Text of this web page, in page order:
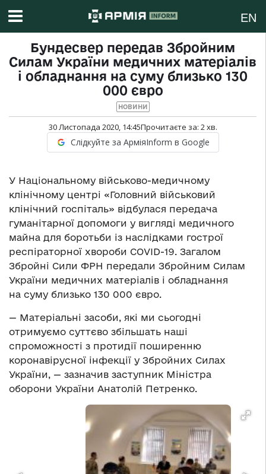
EN
Бундесвер передав Збройним
Силам України медичних матеріалів
і обладнання на суму близько 130
000 євро
НОВИНИ
30 Листопада 2020, 14:45Прочитаєте за: 2хв.
Слідкуйте за АрміяInform в Google
У Національному військово-медичному
клінічному центрі «Головний військовий
клінічний госпіталь» відбулася передача
гуманітарної допомоги у вигляді медичного
майна для боротьби із наслідками гострої
респіраторної хвороби COVID-19. Загалом
Збройні Сили ФРН передали Збройним Силам
України медичних матеріалів і обладнання
на суму близько 130 000 євро.
— Матеріальні засоби, які ми сьогодні
отримуємо суттєво збільшать наші
спроможності з протидії поширенню
коронавірусної інфекції у Збройних Силах
України, — зазначив заступник Міністра
оборони України Анатолій Петренко.